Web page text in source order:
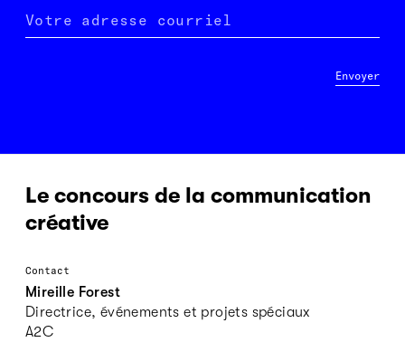
Votre adresse courriel
Envoyer
Le concours de la communication
créative
Contact
Mireille Forest
Directrice, événements et projets spéciaux
A2C